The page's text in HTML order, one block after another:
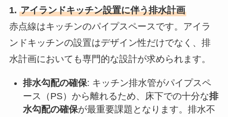
1. アイランドキッチン設置に伴う排水計画
赤点線はキッチンのパイプスペースです。アイラ
ンドキッチンの設置はデザイン性だけでなく、排
水計画においても専門的な設計が求められます。
排水勾配の確保: キッチン排水管がパイプスペ
ース（PS）から離れるため、床下での十分な排
水勾配の確保が最重要課題となります。排水不